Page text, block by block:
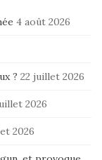
4 août 2026
? 22 juillet 2026
2026
2026